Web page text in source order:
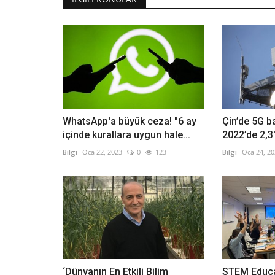
WhatsApp'a büyük ceza! "6 ay
içinde kurallara uygun hale...
Bilgi Oca 22, 2023 0 123
Çin’de 5G
2022’de
Bilgi Oca 24,
‘Dünyanın En Etkili Bilim
STEM
Jeffrey Epstein, Fortnite’ta mı?
medyayı saran komplo...
Bilgi Şub 18, 2026
HABER MERKEZİ -ABD Adalet Bakanlığı’nın 30
yayımladığı yeni Epstein belgelerinin...